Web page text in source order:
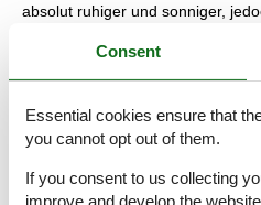
absolut ruhiger und sonniger,
Die Wohnung ist ebenerdig mit
Schlafzimmer mit TV, ein
mit Ausziehsofa zur Verfügung.
Sonnenuntergang den herrlichen
Bett-, Badezimmer und
Consent
Essential cookies ensure that
you cannot opt out of them.
If you consent to us collecting
improve and develop the